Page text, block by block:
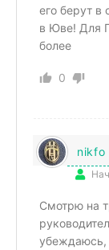
его берут в
в Юве! Для
более
0
nikfo
Смотрю на
убеждаюсь,